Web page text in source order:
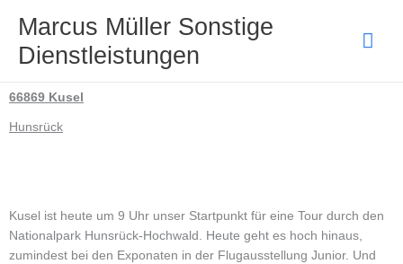
Inhalt
springen
Marcus Müller Sonstige
Dienstleistungen
66869 Kusel
Hunsrück
Kusel ist heute um 9 Uhr unser Startpunkt für eine Tour durch den
Nationalpark Hunsrück-Hochwald. Heute geht es hoch hinaus,
zumindest bei den Exponaten in der Flugausstellung Junior. Und